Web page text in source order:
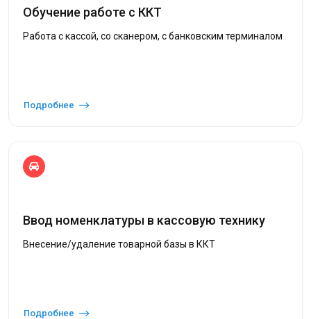
Обучение работе с ККТ
Работа с кассой, со сканером, с банковским терминалом
Подробнее
Ввод номенклатуры в кассовую технику
Внесение/удаление товарной базы в ККТ
Подробнее